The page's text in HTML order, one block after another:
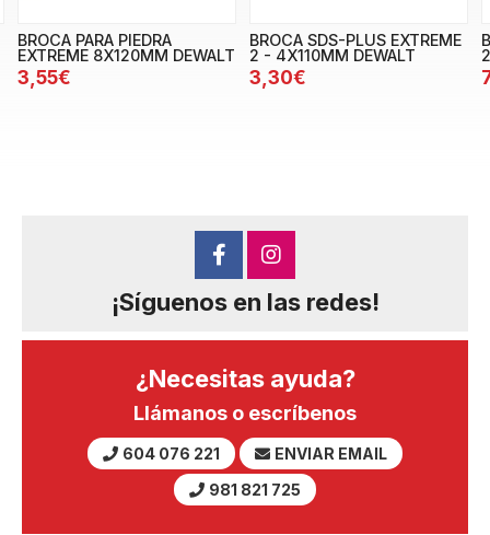
BROCA PARA PIEDRA
EXTREME 8X120MM DEWALT
3,55€
BROCA SDS-PLUS EXTREME
2 - 4X110MM DEWALT
3,30€
¡Síguenos en las redes!
¿Necesitas ayuda?
Llámanos o escríbenos
604 076 221
ENVIAR EMAIL
981 821 725